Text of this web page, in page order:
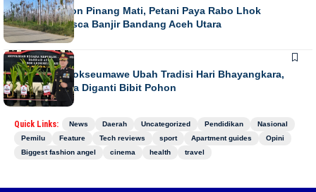
Ribuan Pohon Pinang Mati, Petani Paya Rabo Lhok
Terpuruk Pasca Banjir Bandang Aceh Utara
DAERAHNEWS
Kapolres Lhokseumawe Ubah Tradisi Hari Bhayangkara,
Papan Bunga Diganti Bibit Pohon
Quick Links: News Daerah Uncategorized Pendidikan
Nasional
Pemilu
Feature Tech reviews sport Apartment guides
Opini
Biggest fashion angel
cinema health travel